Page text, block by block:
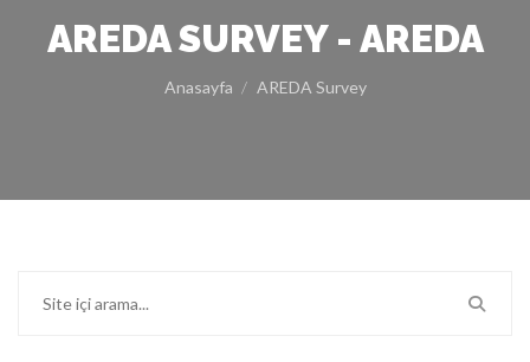
AREDA SURVEY - AREDA
Anasayfa AREDA Survey